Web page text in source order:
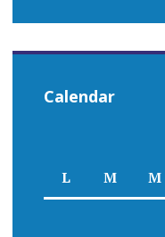
Calendar
L
M M